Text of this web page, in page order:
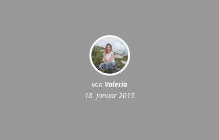
von Valeria
18. Januar 2015